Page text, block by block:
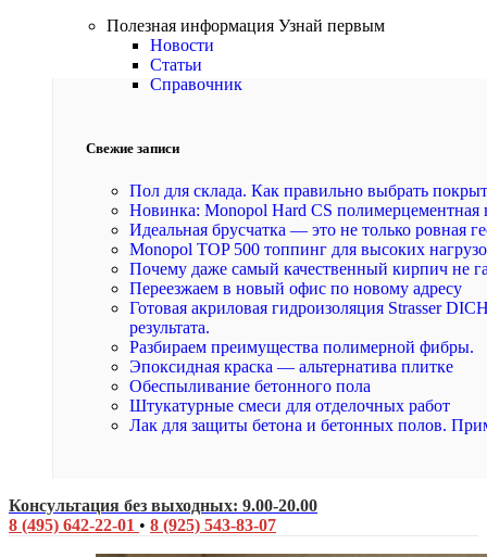
Полезная информация Узнай первым
Новости
Статьи
Справочник
Свежие записи
Пол для склада. Как правильно выбрать
Новинка: Monopol Hard CS полимерцементная
Идеальная брусчатка — это не только ровная
Monopol TOP 500 топпинг для высоких
Почему даже самый качественный кирпич не
Переезжаем в новый офис по новому адресу
Готовая акриловая гидроизоляция Strasser
результата.
Разбираем преимущества полимерной фибры.
Эпоксидная краска — альтернатива плитке
Обеспыливание бетонного пола
Штукатурные смеси для отделочных работ
Лак для защиты бетона и бетонных полов.
Консультация без выходных: 9.00-20.00
8 (495) 642-22-01 • 8 (925) 543-83-07